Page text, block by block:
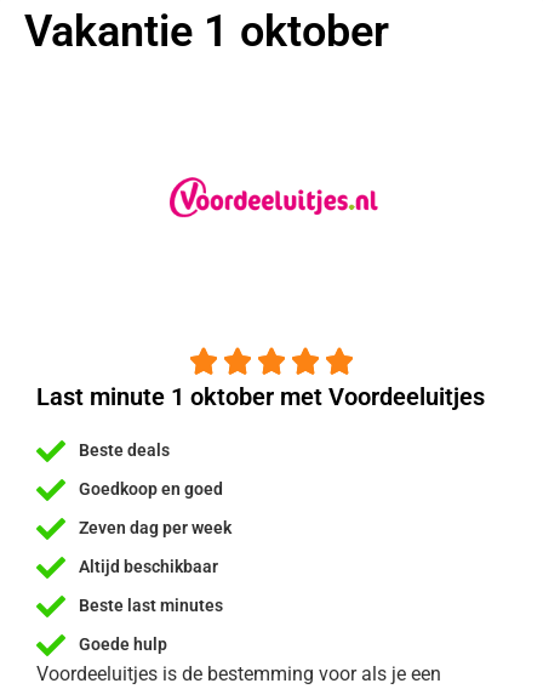
Vakantie 1 oktober
    
Last minute 1 oktober met Voordeeluitjes
Beste deals
Goedkoop en goed
Zeven dag per week
Altijd beschikbaar
Beste last minutes
Goede hulp
Voordeeluitjes is de bestemming voor als je een